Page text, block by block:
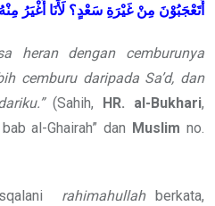
أَتَعْجَبُوْنَ مِنْ غَيْرَةِ سَعْدٍ؟ لَأَنَا أَغْيَرُ
heran dengan cemburunya
cemburu daripada Sa’d, dan
(Sahih, HR. al-Bukhari,
al-Ghairah” dan Muslim no.
rahimahullahberkata,